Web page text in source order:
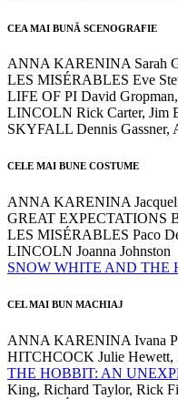
CEA MAI BUNĂ SCENOGRAFIE
ANNA KARENINA Sarah
LES MISÉRABLES Eve
LIFE OF PI David
LINCOLN Rick Carter, Jim
SKYFALL Dennis Gassner,
CELE MAI BUNE COSTUME
ANNA KARENINA
GREAT EXPECTATIONS
LES MISÉRABLES Paco
LINCOLN Joanna Johnston
SNOW WHITE AND THE
CEL MAI BUN MACHIAJ
ANNA KARENINA Ivana
HITCHCOCK Julie Hewett,
THE HOBBIT: AN
King, Richard Taylor, Rick